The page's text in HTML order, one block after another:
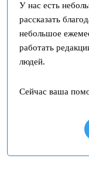
У нас есть
рассказать
небольшое
работать
людей.
Сейчас ваша